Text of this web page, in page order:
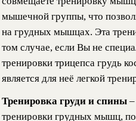
мышечной группы, что
на грудных мышцах. Эта
том случае, если Вы не
тренировки трицепса грудь
является для неё легкой
Тренировка груди и спины
тренировки грудных мышц,